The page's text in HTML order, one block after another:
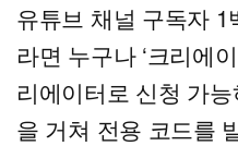
유튜브 채널 구독자
라면 누구나 ‘크리에
리에이터로 신청 가
을 거쳐 전용 코드를